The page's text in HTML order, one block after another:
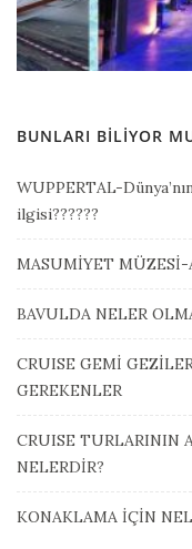
BUNLARI BILIYOR
WUPPERTAL-
ilgisi??????
MASUMİYET
BAVULDA NELER
CRUISE GEMİ
GEREKENLER
CRUISE TURLARININ
NELERDİR?
KONAKLAMA İÇİN